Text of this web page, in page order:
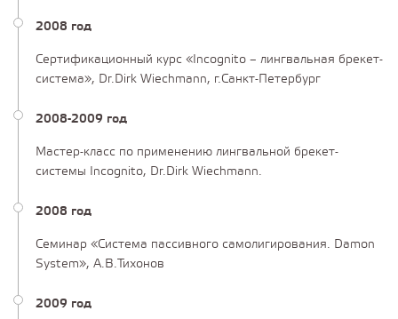
2008 год
Сертификационный курс «Incognito – лингвальная брекет-
система», Dr.Dirk Wiechmann, г.Санкт-Петербург
2008-2009 год
Мастер-класс по применению лингвальной брекет-
системы Incognito, Dr.Dirk Wiechmann.
2008 год
Семинар «Система пассивного самолигирования. Damon
System», А.В.Тихонов
2009 год